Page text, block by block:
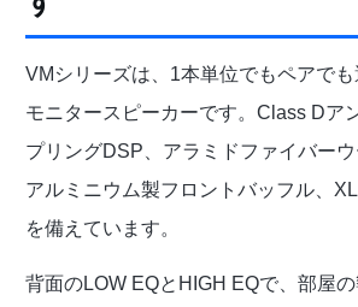
VMシリーズは、1本単位でもペアで
モニタースピーカーです。Class Dア
プリングDSP、アラミドファイバー
アルミニウム製フロントバッフル、
を備えています。
背面のLOW EQとHIGH EQで、部屋